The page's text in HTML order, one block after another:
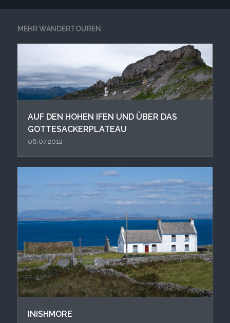
MEHR WANDERTOUREN
AUF DEN HOHEN IFEN UND ÜBER DAS
GOTTESACKERPLATEAU
08.07.2012
INISHMORE